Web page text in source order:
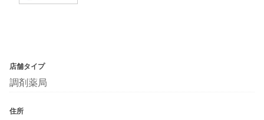
店舗タイプ
調剤薬局
住所